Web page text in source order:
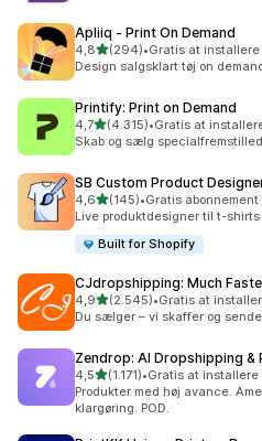
Apliiq ‑ Print On Demand
4,8ud af 5 stjerner
(294)
294 anmeldelser i alt
•Gratis at installere
Design salgsklart tøj on
Printify: Print on Demand
4,7ud af 5 stjerner
(4.315)
4315 anmeldelser i alt
•Gratis at
Skab og sælg
SB Custom Product
4,6ud af 5 stjerner
(145)
145 anmeldelser i alt
•Gratis
Live produktdesigner til t-
Built for Shopify
CJdropshipping: Much
4,9ud af 5 stjerner
(2.545)
2545 anmeldelser i alt
•Gratis at
Du sælger – vi skaffer og
Zendrop: AI Dropshipping &
4,5ud af 5 stjerner
(1.171)
1171 anmeldelser i alt
•Gratis at installere
Produkter med høj avance.
klargøring. POD.